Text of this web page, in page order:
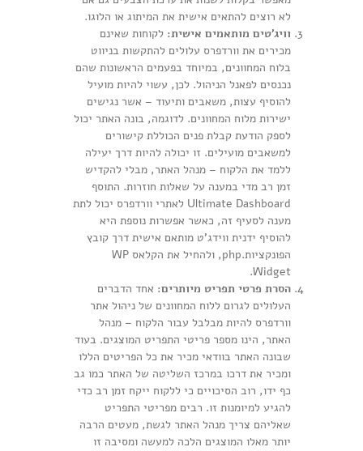
לא רוצים להתאים אישית את המיתוג או הלוגו.
וויג'טים מותאמים אישית: לקוחות שאינם
מכירים את וורדפרס עלולים להתקשות בניווט
בלוח המחוונים, במיוחד בפעמים הראשונות שהם
נכנסים לפאנל הניהול. לכן, עשוי להיות מועיל
להוסיף עצות, משאבים ותיעוד – אשר נגישים
ישירות מלוח המחוונים. לדוגמה, בונה האתר יכול
לספק הודעת קבלת פנים הכוללת קישורים
למשאבים מועילים. זו יכולה להיות דרך יעילה
ללמד את הלקוח – מנהל האתר, מבלי להקדיש
זמן רב מדי במענה על שאלות חוזרות. התוסף
Ultimate Dashboard לאתרי וורדפרס יכול לתת
מענה לסעיף זה, כאשר אפשרות נוספת היא
להוסיף ידנית ווידג'ט מותאם אישית דרך קובץ
הפונקציות.php, ולהחיל את הקלאס WP
Widget.
הסרת פרטי תפריט מיותרים: אחד הדברים
העלולים לגרום ללוח המחוונים של ניהול אתר
וורדפרס להיות מבלבל עבור הלקוח – מנהל
האתר, הינו מספר פריטי התפריט המוצגים. בעוד
שבונה האתר בוודאי מכיר את כל הפריטים הללו
ומכיר את דרכו במרכז השליטה של האתר כמו גב
כף ידו, רוב הסיכויים כי ללקוח ייקח זמן רב כדי
להגיע למיומנות זו. רבים מפריטי התפריט
שאליהם צריך מנהל האתר לגשת, מעטים הרבה
יותר מאלו המוצגים הלכה למעשה ומסיבה זו